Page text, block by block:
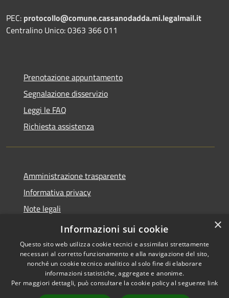
PEC: protocollo@comune.cassanodadda.mi.legalmail.it
Centralino Unico: 0363 366 011
Prenotazione appuntamento
Segnalazione disservizio
Leggi le FAQ
Richiesta assistenza
Amministrazione trasparente
Informativa privacy
Note legali
Dichiarazione di accessibilità
Accessibilità
Copyright © 2026 • Comune di
Cassano d'Adda • Powered by
×
Informazioni sui cookie
Questo sito web utilizza cookie tecnici e assimilati strettamente
necessari al corretto funzionamento e alla navigazione del sito,
nonché un cookie tecnico analitico al solo fine di elaborare
informazioni statistiche, aggregate e anonime.
Per maggiori dettagli, può consultare la cookie policy al seguente link